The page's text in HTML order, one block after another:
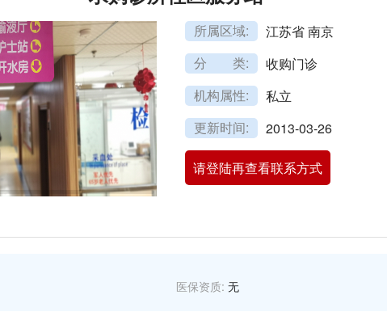
所属区域:
江苏省 南京
分 类:
收购门诊
机构属性:
私立
更新时间:
2013-03-26
请登陆再查看联系方式
医保资质: 无